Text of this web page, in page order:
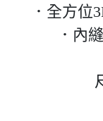
．全方位
．內